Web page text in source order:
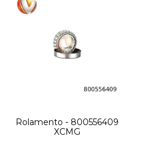
Rolamento - 800556409
XCMG